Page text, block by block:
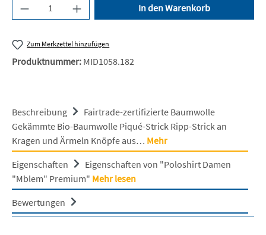
Produkt Anzahl: Gib den gewünschten Wert
In den Warenkorb
Zum Merkzettel hinzufügen
Produktnummer: MID1058.182
Beschreibung
Fairtrade-zertifizierte Baumwolle
Gekämmte Bio-Baumwolle Piqué-Strick Ripp-Strick an
Kragen und Ärmeln Knöpfe aus… Mehr
Eigenschaften
Eigenschaften von "Poloshirt Damen
"Mblem" Premium" Mehr lesen
Bewertungen